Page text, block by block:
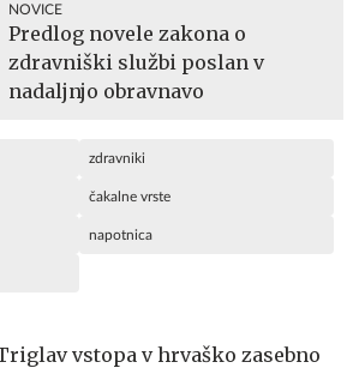
NOVICE
Predlog novele zakona o
zdravniški službi poslan v
nadaljnjo obravnavo
zdravniki
čakalne vrste
napotnica
vstopa v hrvaško zasebno